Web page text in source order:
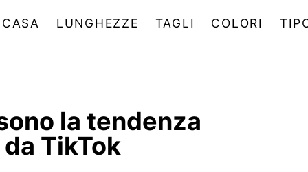
CASA LUNGHEZZE TAGLI COLORI
la tendenza
TikTok